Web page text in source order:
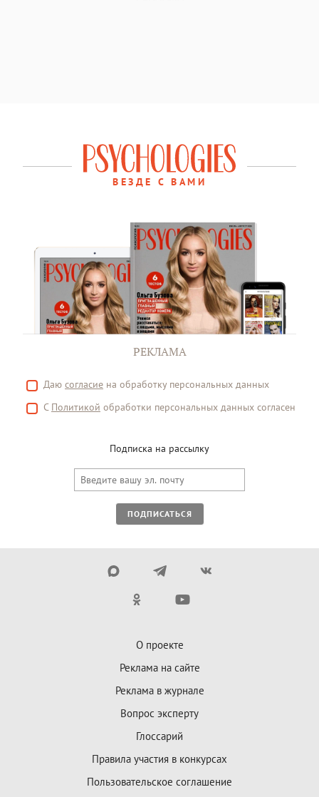
ВЕЗДЕ С ВАМИ
РЕКЛАМА
Даю согласие на обработку персональных данных
С Политикой обработки персональных данных согласен
Подписка на рассылку
ПОДПИСАТЬСЯ
О проекте
Реклама на сайте
Реклама в журнале
Вопрос эксперту
Глоссарий
Правила участия в конкурсах
Пользовательское соглашение